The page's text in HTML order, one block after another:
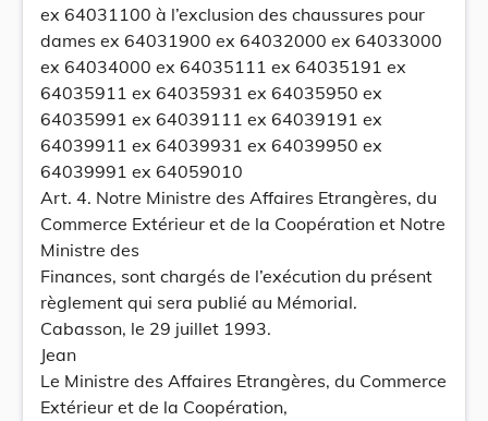
ex 64031100 à l’exclusion des chaussures pour
dames ex 64031900 ex 64032000 ex 64033000
ex 64034000 ex 64035111 ex 64035191 ex
64035911 ex 64035931 ex 64035950 ex
64035991 ex 64039111 ex 64039191 ex
64039911 ex 64039931 ex 64039950 ex
64039991 ex 64059010
Art. 4. Notre Ministre des Affaires Etrangères, du
Commerce Extérieur et de la Coopération et Notre
Ministre des
Finances, sont chargés de l’exécution du présent
règlement qui sera publié au Mémorial.
Cabasson, le 29 juillet 1993.
Jean
Le Ministre des Affaires Etrangères, du Commerce
Extérieur et de la Coopération,